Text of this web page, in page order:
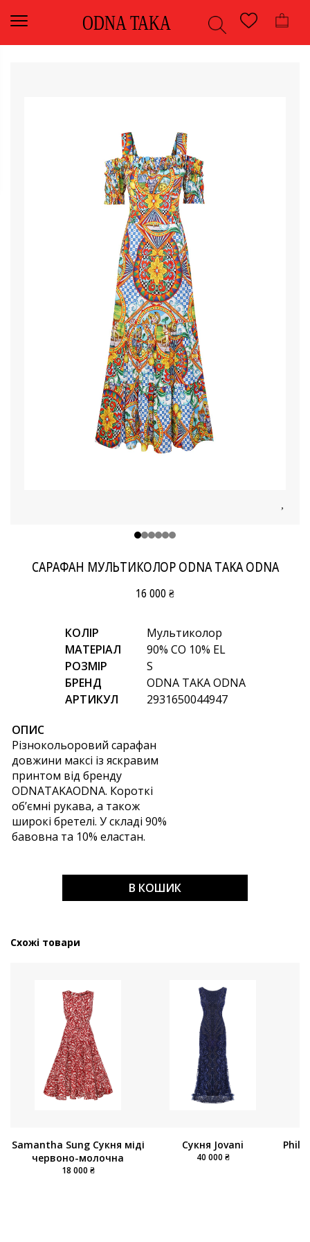
ODNA TAKA
САРАФАН МУЛЬТИКОЛОР ODNA TAKA ODNA
16 000 ₴
КОЛІР
Мультиколор
МАТЕРІАЛ
90% CO 10% EL
РОЗМІР
S
БРЕНД
ODNA TAKA ODNA
АРТИКУЛ
2931650044947
ОПИС
Різнокольоровий сарафан
довжини максі із яскравим
принтом від бренду
ODNATAKAODNA. Короткі
об’ємні рукава, а також
широкі бретелі. У складі 90%
бавовна та 10% еластан.
В КОШИК
Схожі товари
Samantha Sung Сукня міді
червоно-молочна
18 000 ₴
Сукня Jovani
40 000 ₴